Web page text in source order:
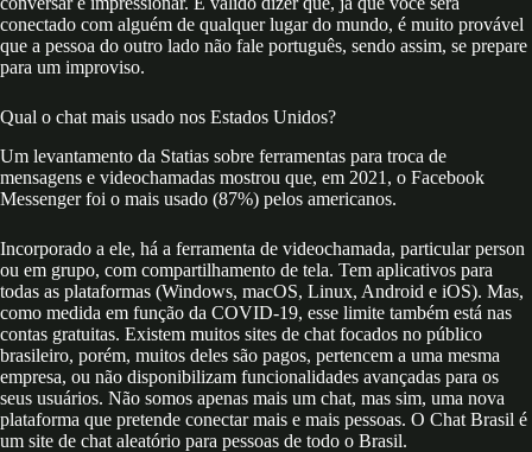
conectado com alguém de qualquer lugar do mundo, é muito provável
que a pessoa do outro lado não fale português, sendo assim, se prepare
para um improviso.
Qual o chat mais usado nos Estados Unidos?
Um levantamento da Statias sobre ferramentas para troca de
mensagens e videochamadas mostrou que, em 2021, o Facebook
Messenger foi o mais usado (87%) pelos americanos.
Incorporado a ele, há a ferramenta de videochamada, particular person
ou em grupo, com compartilhamento de tela. Tem aplicativos para
todas as plataformas (Windows, macOS, Linux, Android e iOS). Mas,
como medida em função da COVID-19, esse limite também está nas
contas gratuitas. Existem muitos sites de chat focados no público
brasileiro, porém, muitos deles são pagos, pertencem a uma mesma
empresa, ou não disponibilizam funcionalidades avançadas para os
seus usuários. Não somos apenas mais um chat, mas sim, uma nova
plataforma que pretende conectar mais e mais pessoas. O Chat Brasil é
um site de chat aleatório para pessoas de todo o Brasil.